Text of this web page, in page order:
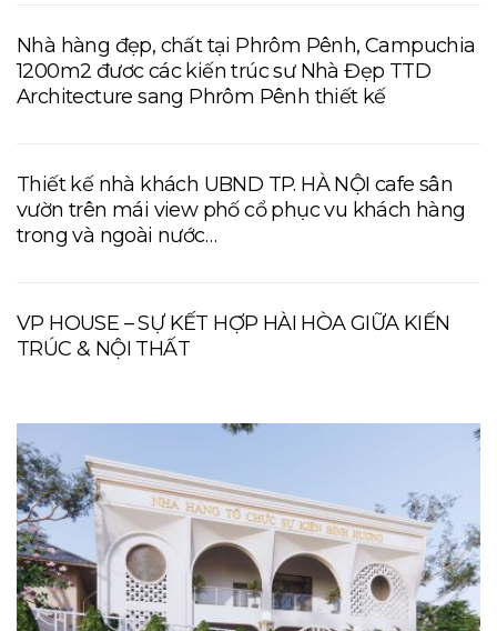
Nhà hàng đẹp, chất tại Phrôm Pênh, Campuchia
1200m2 đươc các kiến trúc sư Nhà Đẹp TTD
Architecture sang Phrôm Pênh thiết kế
Thiết kế nhà khách UBND TP. HÀ NỘI cafe sân
vườn trên mái view phố cổ phục vu khách hàng
trong và ngoài nước…
VP HOUSE – SỰ KẾT HỢP HÀI HÒA GIỮA KIẾN
TRÚC & NỘI THẤT